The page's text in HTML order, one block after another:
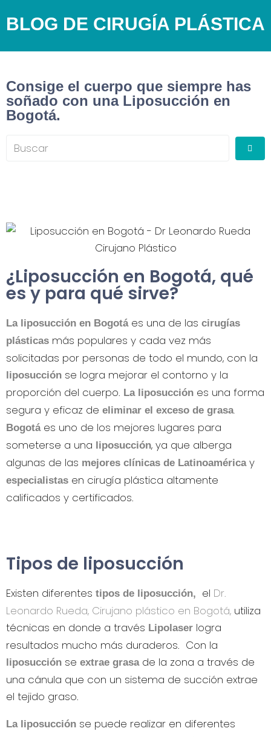
BLOG DE CIRUGÍA PLÁSTICA
Consige el cuerpo que siempre has
soñado con una Liposucción en
Bogotá.
¿Liposucción en Bogotá, qué
es y para qué sirve?
La liposucción en Bogotáes una de las cirugías
plásticas más populares y cada vez más
solicitadas por personas de todo el mundo, con la
liposucción se logra mejorar el contorno y la
proporción del cuerpo. La liposucción es una forma
segura y eficaz de eliminar el exceso de grasa.
Bogotá es uno de los mejores lugares para
someterse a una
liposucción, ya que alberga
algunas de las mejores clínicas de Latinoaméricay
especialistas en cirugía plástica altamente
calificados y certificados.
Tipos de liposucción
Existen diferentes tipos de liposucción, el Dr.
Leonardo Rueda, Cirujano plástico en Bogotá, utiliza
técnicas en donde a través Lipolaser logra
resultados mucho más duraderos. Con la
liposucción se extrae grasade la zona a través de
una cánula que con un sistema de succión extrae
el tejido graso.
La liposucción se puede realizar en diferentes